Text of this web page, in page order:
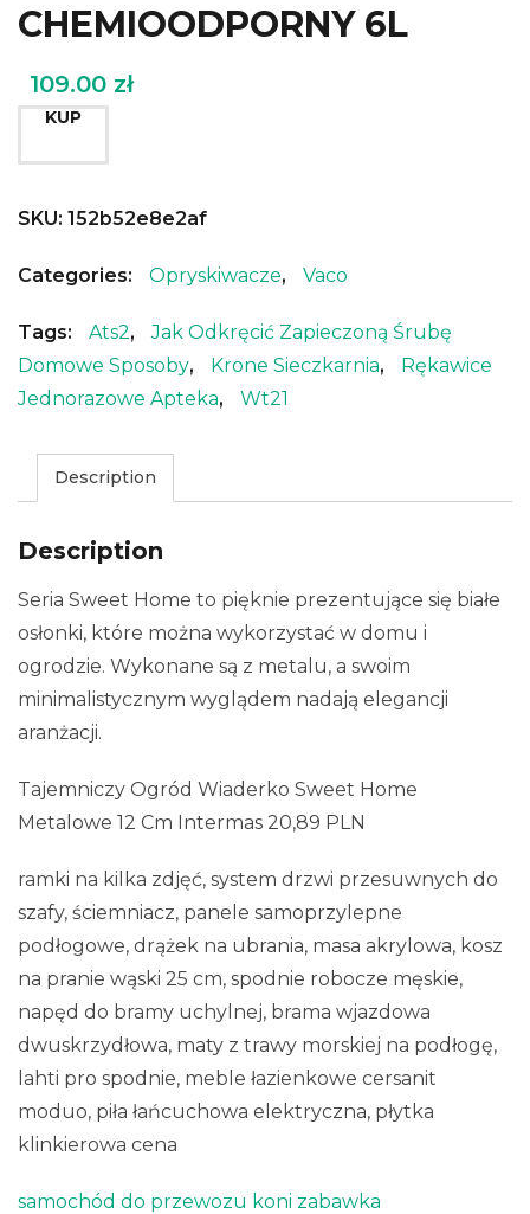
CHEMIOODPORNY 6L
109.00 zł
KUP
SKU: 152b52e8e2af
Categories: Opryskiwacze, Vaco
Tags: Ats2,
Jak Odkręcić Zapieczoną Śrubę
Domowe Sposoby, Krone Sieczkarnia,
Rękawice
Jednorazowe Apteka, Wt21
Description
Description
Seria Sweet Home to pięknie prezentujące się białe
osłonki, które można wykorzystać w domu i
ogrodzie. Wykonane są z metalu, a swoim
minimalistycznym wyglądem nadają elegancji
aranżacji.
Tajemniczy Ogród Wiaderko Sweet Home
Metalowe 12 Cm Intermas 20,89 PLN
ramki na kilka zdjęć, system drzwi przesuwnych do
szafy, ściemniacz, panele samoprzylepne
podłogowe, drążek na ubrania, masa akrylowa, kosz
na pranie wąski 25 cm, spodnie robocze męskie,
napęd do bramy uchylnej, brama wjazdowa
dwuskrzydłowa, maty z trawy morskiej na podłogę,
lahti pro spodnie, meble łazienkowe cersanit
moduo, piła łańcuchowa elektryczna, płytka
klinkierowa cena
samochód do przewozu koni zabawka